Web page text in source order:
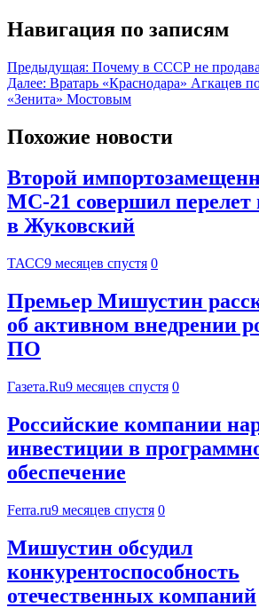
Навигация по записям
Предыдущая: Почему в СССР не
Далее: Вратарь «Краснодара» Агкацев
«Зенита» Мостовым
Похожие новости
Второй
МС-21 совершил перелет
в Жуковский
ТАСС9 месяцев спустя 0
Премьер Мишустин
об активном внедрении
ПО
Газета.Ru9 месяцев спустя 0
Российские компании
инвестиции в
обеспечение
Ferra.ru9 месяцев спустя 0
Мишустин обсудил
конкурентоспособность
отечественных компаний